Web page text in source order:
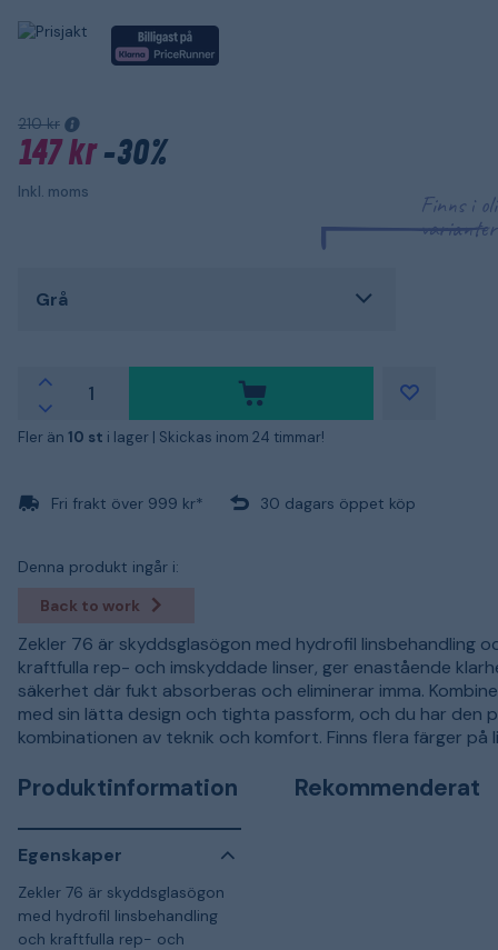
210 kr
147 kr-30%
Inkl. moms
Finns i
varianter
Grå
Fler än 10 st i lager | Skickas inom 24 timmar!
Fri frakt över 999 kr* 30 dagars öppet köp
Denna produkt ingår i:
Back to work
Zekler 76 är skyddsglasögon med hydrofil linsbehandling
kraftfulla rep- och imskyddade linser, ger enastående
säkerhet där fukt absorberas och eliminerar imma.
med sin lätta design och tighta passform, och du har den
kombinationen av teknik och komfort. Finns flera färger på
Produktinformation
Egenskaper
Zekler 76 är skyddsglasögon
med hydrofil linsbehandling
och kraftfulla rep- och
Rekommenderat